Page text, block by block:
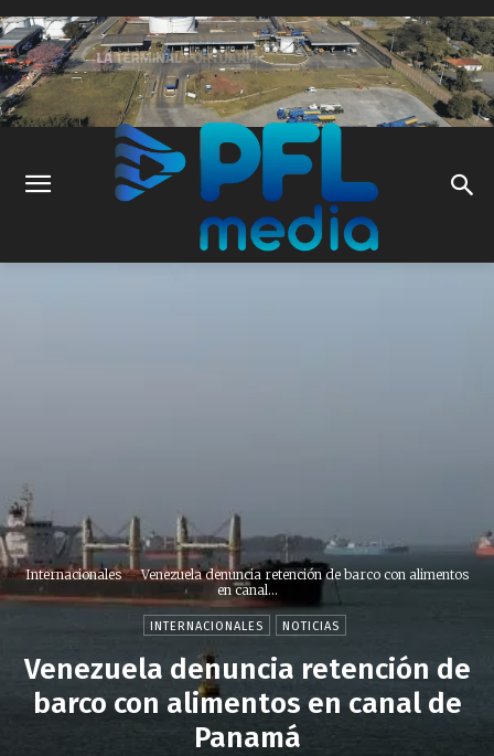
Internacionales
Venezuela denuncia retención de barco con alimentos
en canal...
INTERNACIONALES NOTICIAS
Venezuela denuncia retención de
barco con alimentos en canal de
Panamá